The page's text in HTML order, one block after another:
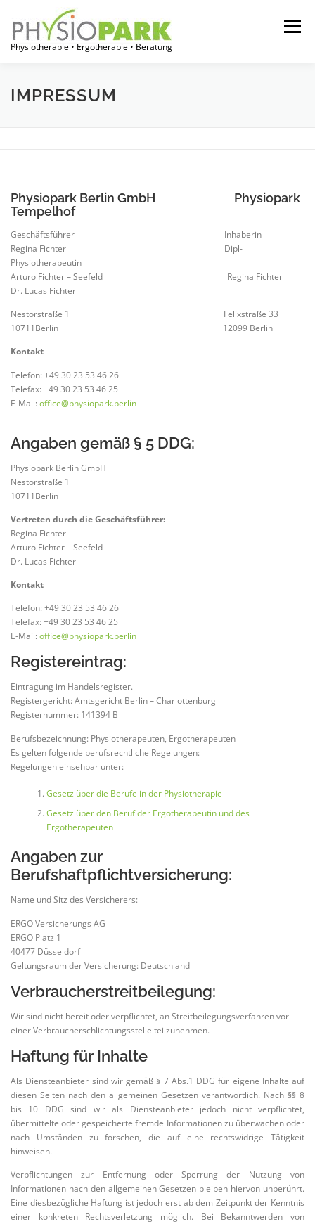
Inhalt
springen
Physiotherapie • Ergotherapie • Beratung
Menü
START JOBPORTAL
ÜBER UNS
IMPRESSUM
Physiopark Berlin GmbH Physiopark
Tempelhof
Geschäftsführer Inhaberin
Regina Fichter Dipl-
Physiotherapeutin
Arturo Fichter – Seefeld Regina Fichter
Dr. Lucas Fichter
Nestorstraße 1 Felixstraße 33
10711Berlin 12099 Berlin
Kontakt
Telefon: +49 30 23 53 46 26
Telefax: +49 30 23 53 46 25
E-Mail: office@physiopark.berlin
Angaben gemäß § 5 DDG:
Physiopark Berlin GmbH
Nestorstraße 1
10711Berlin
Vertreten durch die Geschäftsführer:
Regina Fichter
Arturo Fichter – Seefeld
Dr. Lucas Fichter
Kontakt
Telefon: +49 30 23 53 46 26
Telefax: +49 30 23 53 46 25
E-Mail: office@physiopark.berlin
Registereintrag:
Eintragung im Handelsregister.
Registergericht: Amtsgericht Berlin – Charlottenburg
Registernummer: 141394 B
Berufsbezeichnung: Physiotherapeuten, Ergotherapeuten
Es gelten folgende berufsrechtliche Regelungen:
Regelungen einsehbar unter:
Gesetz über die Berufe in der Physiotherapie
Gesetz über den Beruf der Ergotherapeutin und des
Ergotherapeuten
Angaben zur
Berufshaftpflichtversicherung:
Name und Sitz des Versicherers:
ERGO Versicherungs AG
ERGO Platz 1
40477 Düsseldorf
Geltungsraum der Versicherung: Deutschland
Verbraucherstreitbeilegung:
Wir sind nicht bereit oder verpflichtet, an Streitbeilegungsverfahren vor
einer Verbraucherschlichtungsstelle teilzunehmen.
Haftung für Inhalte
Als Diensteanbieter sind wir gemäß § 7 Abs.1 DDG für eigene Inhalte auf
diesen Seiten nach den allgemeinen Gesetzen verantwortlich. Nach §§ 8
bis 10 DDG sind wir als Diensteanbieter jedoch nicht verpflichtet,
übermittelte oder gespeicherte fremde Informationen zu überwachen oder
nach Umständen zu forschen, die auf eine rechtswidrige Tätigkeit
hinweisen.
Verpflichtungen zur Entfernung oder Sperrung der Nutzung von
Informationen nach den allgemeinen Gesetzen bleiben hiervon unberührt.
Eine diesbezügliche Haftung ist jedoch erst ab dem Zeitpunkt der Kenntnis
einer konkreten Rechtsverletzung möglich. Bei Bekanntwerden von